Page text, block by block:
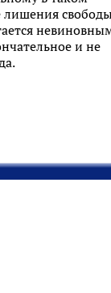
лишения
и не